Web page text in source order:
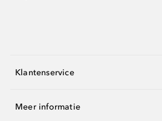
Klantenservice
Meer informatie